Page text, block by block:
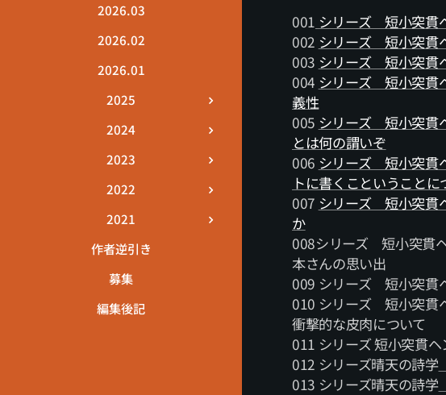
2026.03
2026.02
2026.01
2025
2024
2023
2022
2021
作者逆引き
募集
編集後記
001 シリーズ 短小突貫
002 シリーズ 短小突貫
003 シリーズ 短小突貫
004 シリーズ 短小突貫
義性
005 シリーズ 短小突貫
とは何の謂いぞ
006 シリーズ 短小突貫
トに書くこということに
007 シリーズ 短小突貫
か
008シリーズ 短小突貫
本さんの思い出
009 シリーズ 短小突貫
010 シリーズ 短小突貫
衝撃的な皮肉について
011 シリーズ 短小突貫
012 シリーズ晴天の詩学
013 シリーズ晴天の詩学